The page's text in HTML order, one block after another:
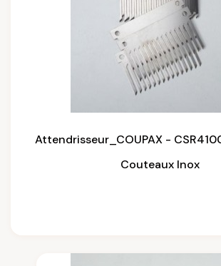
Attendrisseur_COUPAX -
Couteaux Inox